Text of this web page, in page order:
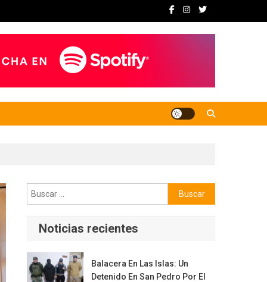
Buscar:
Noticias recientes
Balacera En Las Islas: Un
Detenido En San Pedro Por El